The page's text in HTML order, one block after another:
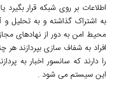
اطلاعات بر روی شبکه قرار بگیرد
به اشتراک گذاشته و به تحلیل و
محیط امن به دور از نهادهای
افراد به شفاف سازی بپردازند
را دارند که سانسور اخبار به
این سیستم می شود .